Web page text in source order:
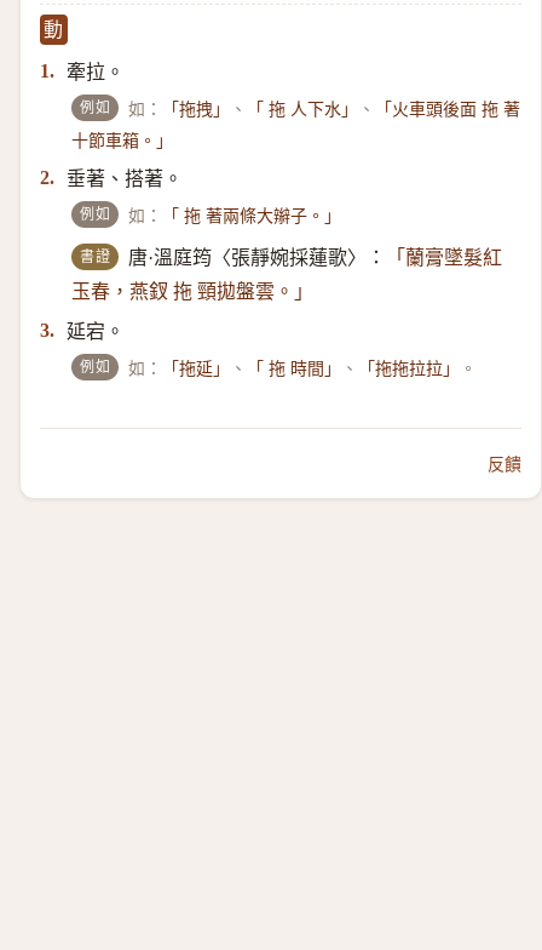
動
1. 牽拉。
例如 如： 「拖拽」 、 「 拖 人下水」 、
「火車頭後面 拖 著
十節車箱。」
2. 垂著、搭著。
例如 如： 「 拖 著兩條大辮子。」
書證 唐·溫庭筠〈張靜婉採蓮歌〉：
「蘭膏墜髮紅
玉春，燕釵 拖 頸拋盤雲。」
3. 延宕。
例如 如： 「拖延」 、 「 拖 時間」 、 「拖拖拉拉」 。
反饋